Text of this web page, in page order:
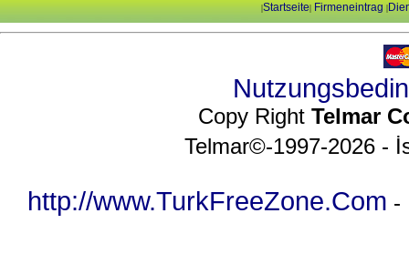
|Startseite| Firmeneintrag |
Copy Right Telmar
Telmar©-1997-2026 -
http://www.TurkFreeZone.Com -